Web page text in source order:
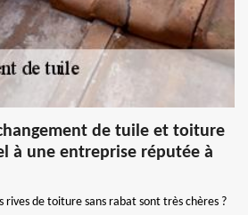
de tuile et toiture
à une entreprise réputée à
rives de toiture sans rabat sont très chères ?